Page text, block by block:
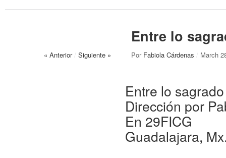
Entre lo
« Anterior / Siguiente » Por Fabiola Cárdenas / March
Entre lo
Dirección por
En 29FICG
Guadalajara,